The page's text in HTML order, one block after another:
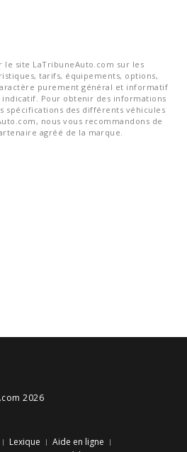
le site LaTribuneAuto.com sur les
tarifs, équipements, options,
purement général et informatif
Pour obtenir des informations
spécifications des différents véhicules
nous vous recommandons de
agréé de la marque.
2026
Lexique
Aide en ligne